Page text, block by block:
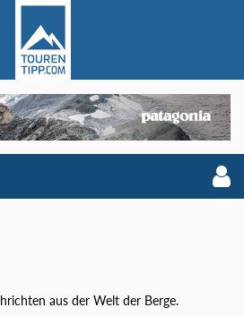
aus der Welt der Berge.